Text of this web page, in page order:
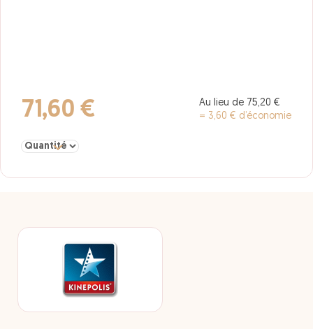
71,60 €
Au lieu de 75,20 €
= 3,60 € d’économie
Sélectionner la quantité pour E-carte "Kiné CE" 8 places